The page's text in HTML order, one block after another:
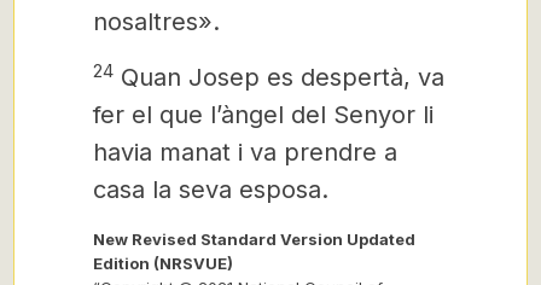
nosaltres».
24 Quan Josep es despertà, va
fer el que l’àngel del Senyor li
havia manat i va prendre a
casa la seva esposa.
New Revised Standard Version Updated
Edition (NRSVUE)